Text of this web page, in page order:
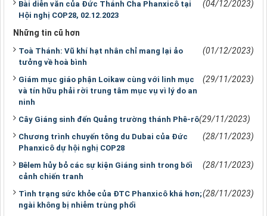
Bài diễn văn của Đức Thánh Cha Phanxicô tại
Hội nghị COP28, 02.12.2023
(04/12/2023)
Những tin cũ hơn
Toà Thánh: Vũ khí hạt nhân chỉ mang lại ảo
tưởng về hoà bình
(01/12/2023)
Giám mục giáo phận Loikaw cùng với linh mục
và tín hữu phải rời trung tâm mục vụ vì lý do an
ninh
(29/11/2023)
Cây Giáng sinh đến Quảng trường thánh Phê-rô(29/11/2023)
Chương trình chuyến tông du Dubai của Đức
Phanxicô dự hội nghị COP28
(28/11/2023)
Bêlem hủy bỏ các sự kiện Giáng sinh trong bối
cảnh chiến tranh
(28/11/2023)
Tình trạng sức khỏe của ĐTC Phanxicô khá hơn;
ngài không bị nhiễm trùng phổi
(28/11/2023)